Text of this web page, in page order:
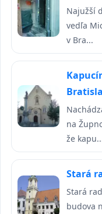
Najužší
vedľa
v Bra...
na
že
Stará
Stará
budova